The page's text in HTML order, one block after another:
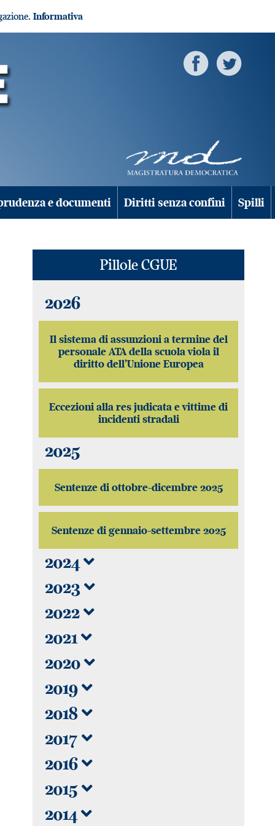
Informativa
e documenti Diritti senza confini Spilli
Pillole CGUE
2026
Il sistema di assunzioni a termine del
personale ATA della scuola viola il
diritto dell’Unione Europea
Eccezioni alla res judicata e vittime di
incidenti stradali
2025
Sentenze di ottobre-dicembre 2025
Sentenze di gennaio-settembre 2025
2024
2023
2022
2021
2020
2019
2018
2017
2016
2015
2014